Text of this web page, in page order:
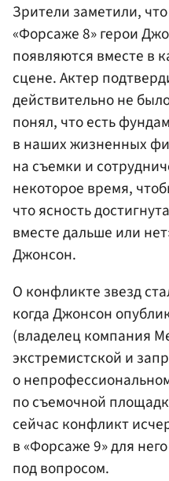
Зрители заметили,
«Форсаже 8» герои
появляются вместе в
сцене. Актер
действительно не
понял, что есть
в наших жизненных
на съемки и
некоторое время,
что ясность
вместе дальше или
Джонсон.
О конфликте звезд
когда Джонсон
(владелец компания
экстремистской и
о
по съемочной
сейчас конфликт
в «Форсаже 9» для
под вопросом.